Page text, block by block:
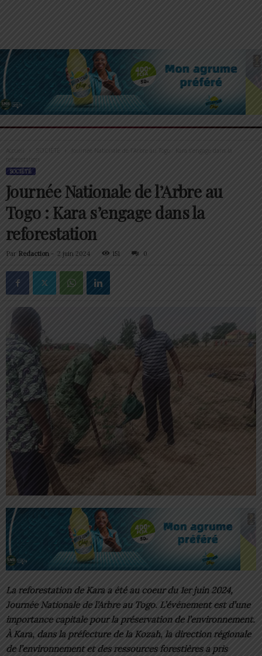
Accueil
Journée Nationale de l’Arbre au Togo : Kara s’engage dans la
reforestation
SOCIÉTÉ
Journée Nationale de l’Arbre au
Togo : Kara s’engage dans la
reforestation
Par Redaction - 2 juin 2024 151 0
La reforestation de Kara a été au coeur du 1er juin 2024,
Journée Nationale de l’Arbre au Togo. L’événement est d’une
importance capitale pour la préservation de l’environnement.
À Kara, dans la préfecture de la Kozah, la direction régionale
de l’environnement et des ressources forestières a pris